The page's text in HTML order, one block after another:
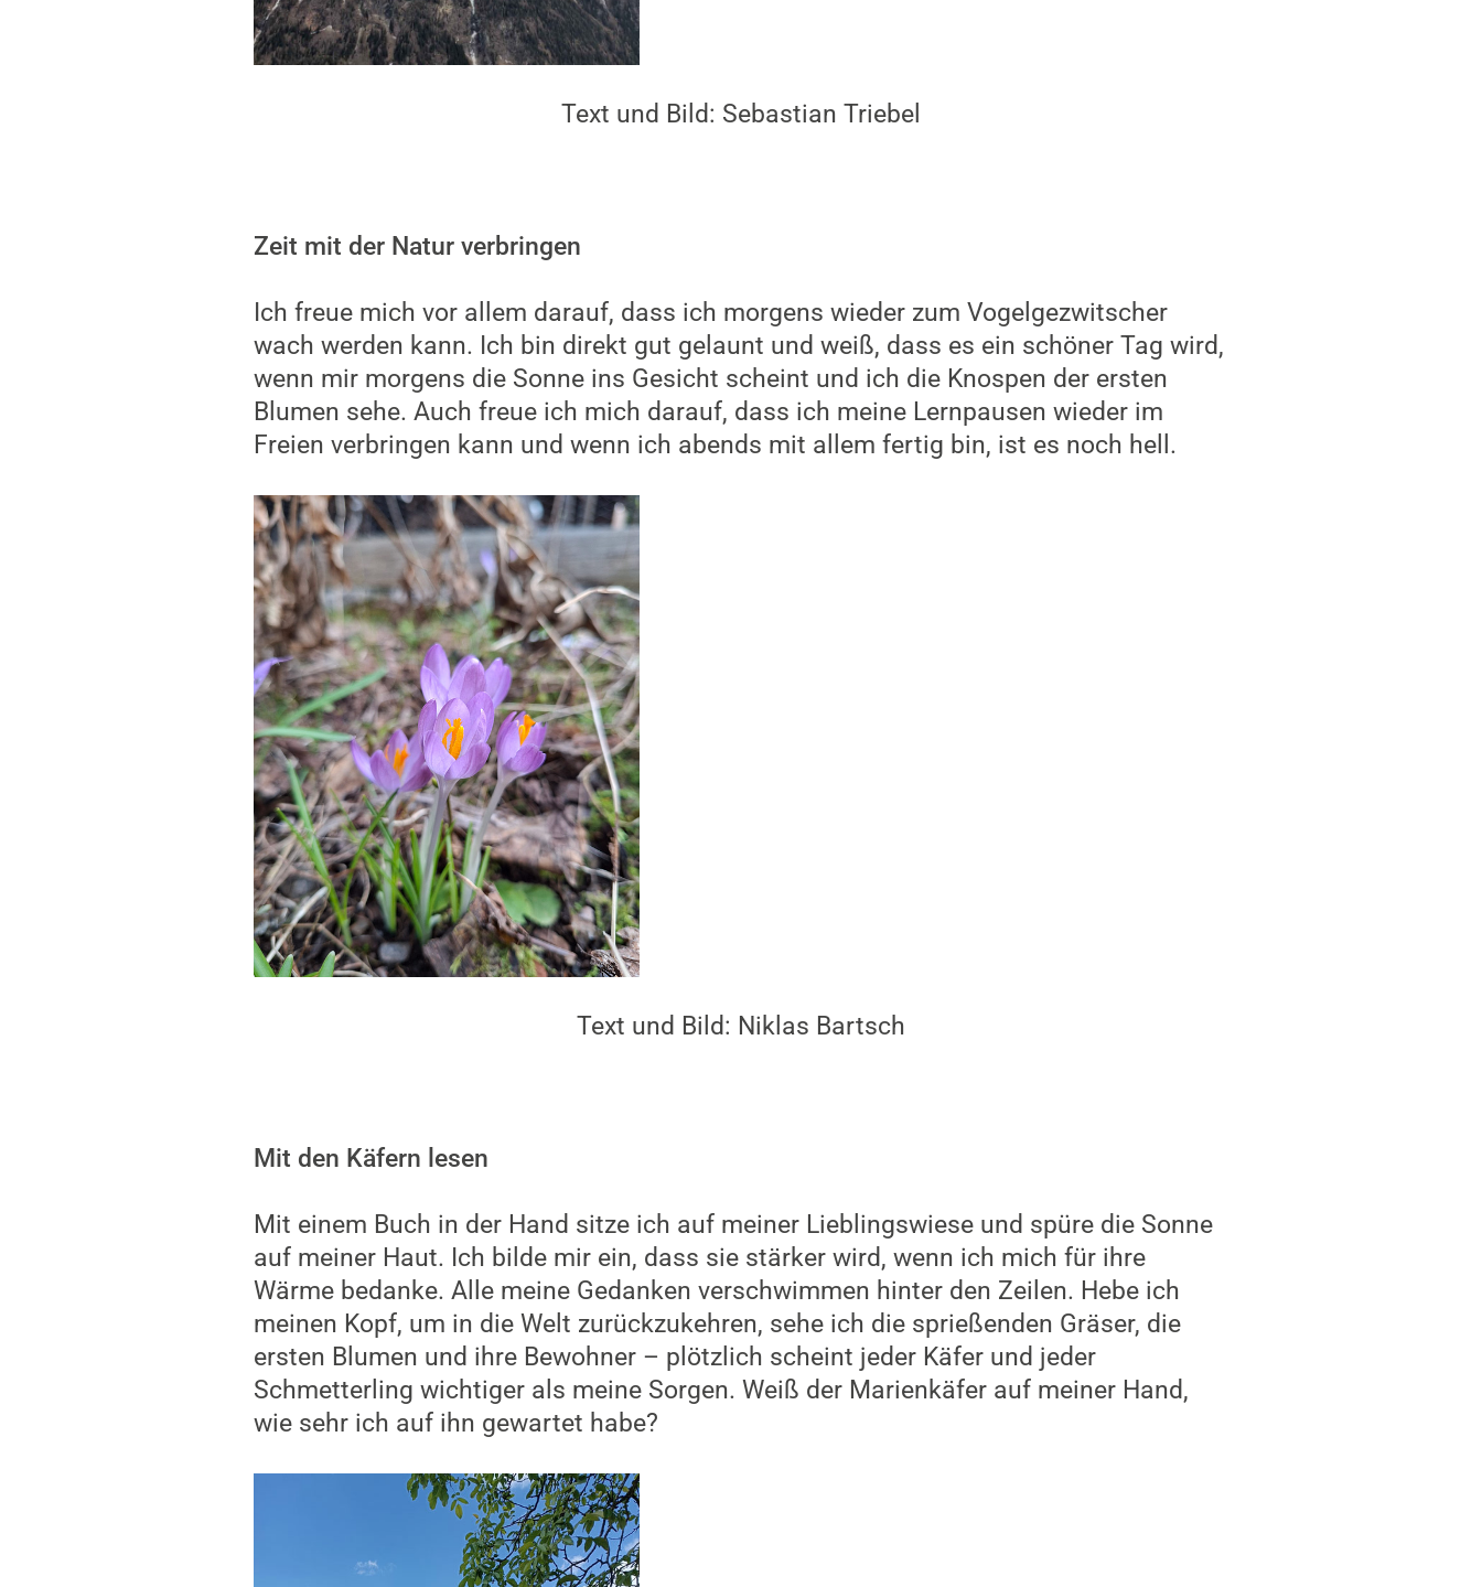
Text und Bild: Sebastian Triebel
Zeit mit der Natur verbringen
Ich freue mich vor allem darauf, dass ich morgens wieder zum Vogelgezwitscher
wach werden kann. Ich bin direkt gut gelaunt und weiß, dass es ein schöner Tag wird,
wenn mir morgens die Sonne ins Gesicht scheint und ich die Knospen der ersten
Blumen sehe. Auch freue ich mich darauf, dass ich meine Lernpausen wieder im
Freien verbringen kann und wenn ich abends mit allem fertig bin, ist es noch hell.
Text und Bild: Niklas Bartsch
Mit den Käfern lesen
Mit einem Buch in der Hand sitze ich auf meiner Lieblingswiese und spüre die Sonne
auf meiner Haut. Ich bilde mir ein, dass sie stärker wird, wenn ich mich für ihre
Wärme bedanke. Alle meine Gedanken verschwimmen hinter den Zeilen. Hebe ich
meinen Kopf, um in die Welt zurückzukehren, sehe ich die sprießenden Gräser, die
ersten Blumen und ihre Bewohner – plötzlich scheint jeder Käfer und jeder
Schmetterling wichtiger als meine Sorgen. Weiß der Marienkäfer auf meiner Hand,
wie sehr ich auf ihn gewartet habe?